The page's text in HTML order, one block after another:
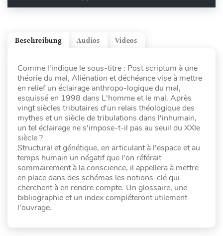
Videos
Audios
Beschreibung
Comme l'indique le sous-titre : Post scriptum à une
théorie du mal, Aliénation et déchéance vise à mettre
en relief un éclairage anthropo-logique du mal,
esquissé en 1998 dans L'homme et le mal. Après
vingt siècles tributaires d'un relais théologique des
mythes et un siècle de tribulations dans l'inhumain,
un tel éclairage ne s'impose-t-il pas au seuil du XXIe
siècle ?
Structural et génétique, en articulant à l'espace et au
temps humain un négatif que l'on référait
sommairement à la conscience, il appellera à mettre
en place dans des schémas les notions-clé qui
cherchent à en rendre compte. Un glossaire, une
bibliographie et un index compléteront utilement
l'ouvrage.